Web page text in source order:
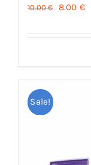
10.00€
Le
8.00 €Le
Sale!